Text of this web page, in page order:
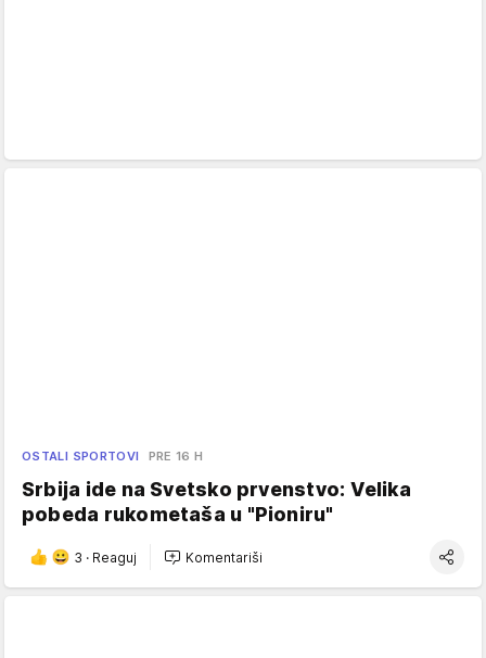
OSTALI SPORTOVI PRE 16 H
Srbija ide na Svetsko prvenstvo: Velika
pobeda rukometaša u "Pioniru"
3 · Reaguj Komentariši